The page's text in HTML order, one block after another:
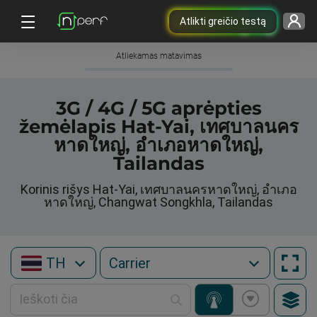
Atlikti greičio testą
Atliekamas matavimas
3G / 4G / 5G aprėpties
žemėlapis Hat-Yai, เทศบาลนคร
หาดใหญ่, อำเภอหาดใหญ่,
Tailandas
Korinis rišys Hat-Yai, เทศบาลนครหาดใหญ่, อำเภอ
หาดใหญ่, Changwat Songkhla, Tailandas
TH